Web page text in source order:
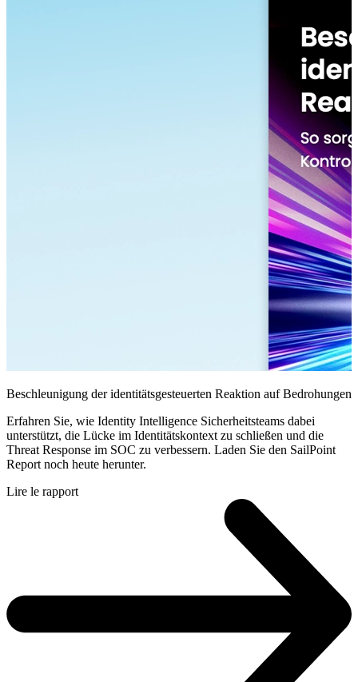
Beschleunigung der identitätsgesteuerten Reaktion auf Bedrohungen
Erfahren Sie, wie Identity Intelligence Sicherheitsteams dabei
unterstützt, die Lücke im Identitätskontext zu schließen und die
Threat Response im SOC zu verbessern. Laden Sie den SailPoint
Report noch heute herunter.
Lire le rapport